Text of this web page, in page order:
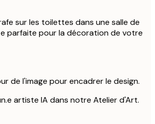
sur les toilettes dans une salle de
parfaite pour la décoration de votre
de l'image pour encadrer le design.
artiste IA dans notre Atelier d'Art.